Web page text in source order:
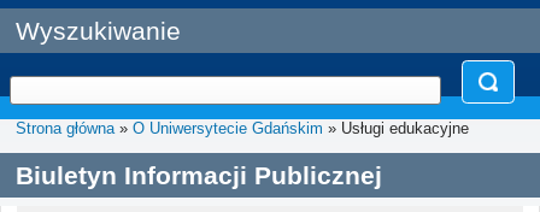
Wyszukiwanie
Strona główna» O Uniwersytecie Gdańskim » Usługi edukacyjne
Biuletyn Informacji Publicznej